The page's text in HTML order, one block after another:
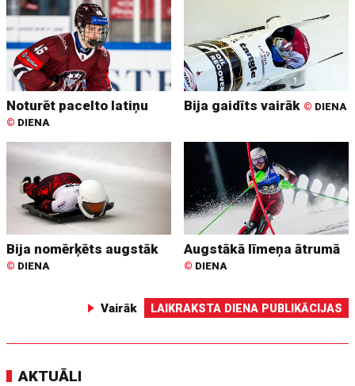
Noturēt pacelto latiņu
© DIENA
Bija gaidīts vairāk © DIENA
Bija nomērķēts augstāk
© DIENA
Augstākā līmeņa ātrumā
© DIENA
Vairāk LAIKRAKSTA DIENA PUBLIKĀCIJAS
AKTUĀLI